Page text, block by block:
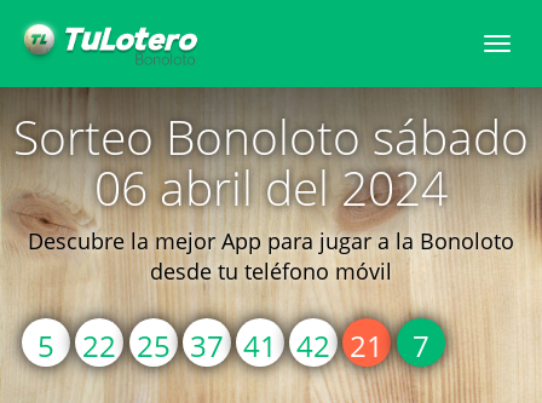
Sorteo Bonoloto sábado
06 abril del 2024
Descubre la mejor App para jugar a la Bonoloto
desde tu teléfono móvil
5 22 25 37 41 42 21 7